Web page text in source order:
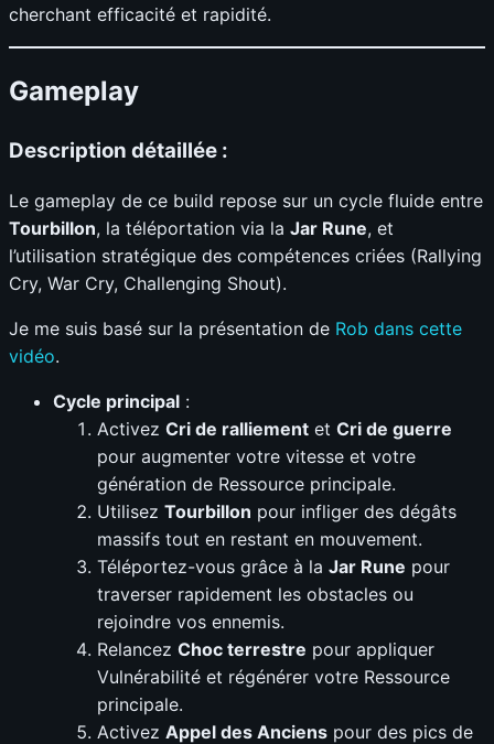
cherchant efficacité et rapidité.
Gameplay
Description détaillée :
Le gameplay de ce build repose sur un cycle fluide entre
Tourbillon, la téléportation via la Jar Rune, et
l’utilisation stratégique des compétences criées (Rallying
Cry, War Cry, Challenging Shout).
Je me suis basé sur la présentation de Rob dans cette
vidéo.
Cycle principal :
Activez Cri de ralliement et Cri de guerre
pour augmenter votre vitesse et votre
génération de Ressource principale.
Utilisez Tourbillon pour infliger des dégâts
massifs tout en restant en mouvement.
Téléportez-vous grâce à la Jar Rune pour
traverser rapidement les obstacles ou
rejoindre vos ennemis.
Relancez Choc terrestre pour appliquer
Vulnérabilité et régénérer votre Ressource
principale.
Activez Appel des Anciens pour des pics de